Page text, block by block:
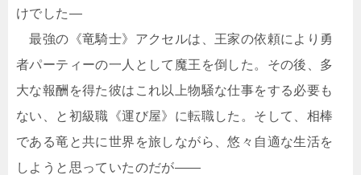
けでした―
最強の《竜騎士》アクセルは、王家の依頼により勇
者パーティーの一人として魔王を倒した。その後、多
大な報酬を得た彼はこれ以上物騒な仕事をする必要も
ない、と初級職《運び屋》に転職した。そして、相棒
である竜と共に世界を旅しながら、悠々自適な生活を
しようと思っていたのだが――